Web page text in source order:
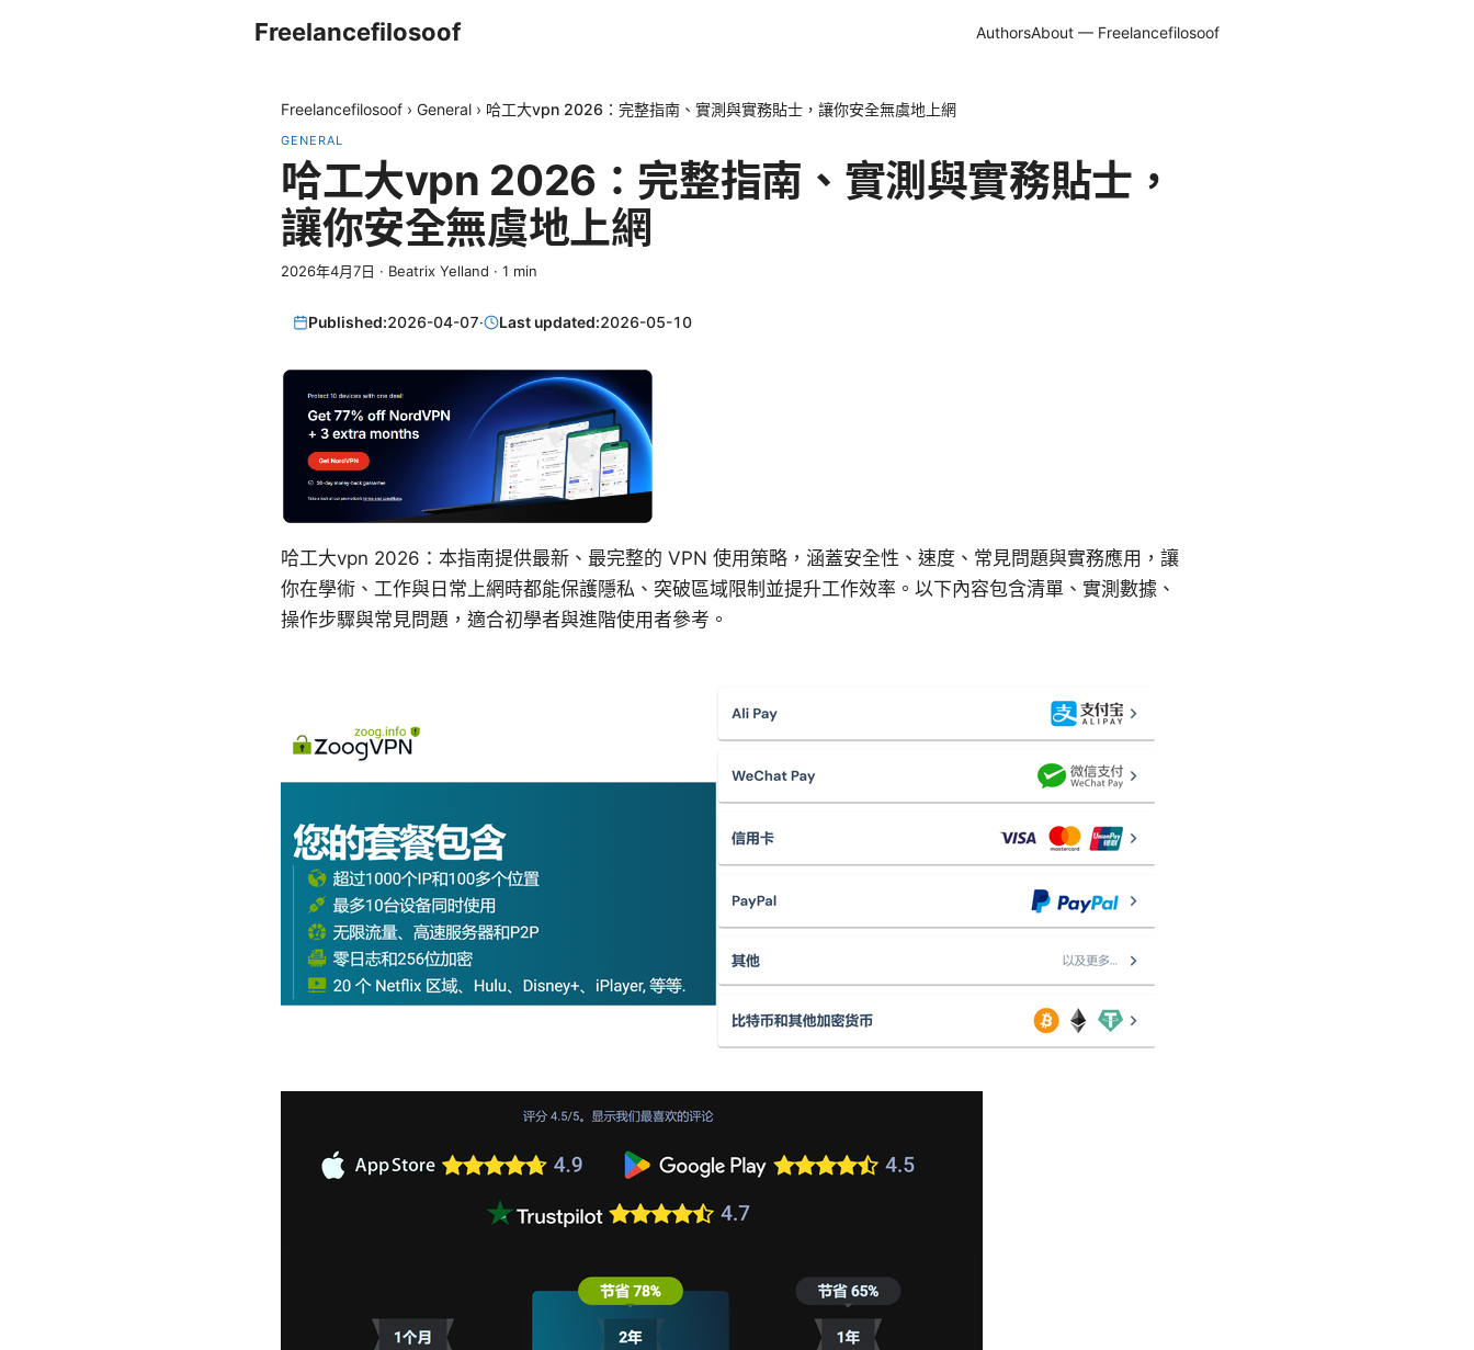
Freelancefilosoof AuthorsAbout — Freelancefilosoof
Freelancefilosoof › General › 哈工大vpn 2026：完整指南、實測與實務貼士，讓你安全無虞地上網
GENERAL
哈工大vpn 2026：完整指南、實測與實務貼士，
讓你安全無虞地上網
2026年4月7日 · Beatrix Yelland · 1 min
Published:2026-04-07· Last updated:2026-05-10
哈工大vpn 2026：本指南提供最新、最完整的 VPN 使用策略，涵蓋安全性、速度、常見問題與實務應用，讓
你在學術、工作與日常上網時都能保護隱私、突破區域限制並提升工作效率。以下內容包含清單、實測數據、
操作步驟與常見問題，適合初學者與進階使用者參考。